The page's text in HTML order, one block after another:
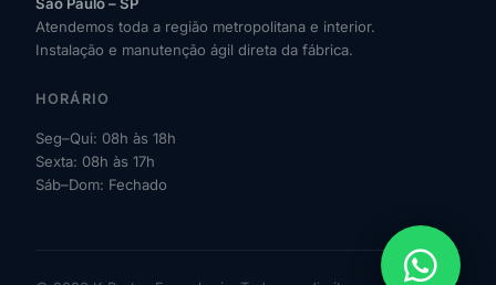
Atendemos toda a região metropolitana e interior.
Instalação e manutenção ágil direta da fábrica.
HORÁRIO
Seg–Qui: 08h às 18h
Sexta: 08h às 17h
Sáb–Dom: Fechado